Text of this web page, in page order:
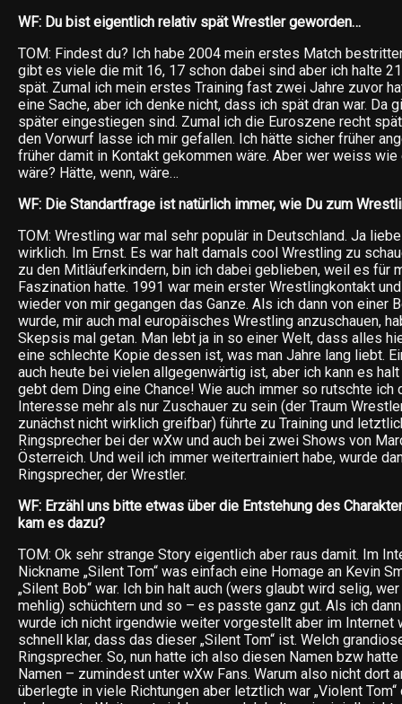
WF: Du bist eigentlich relativ spät Wrestler geworden…
TOM: Findest du? Ich habe 2004 mein erstes Match
gibt es viele die mit 16, 17 schon dabei sind aber ich halte
spät. Zumal ich mein erstes Training fast zwei Jahre zuvor
eine Sache, aber ich denke nicht, dass ich spät dran war. Da
später eingestiegen sind. Zumal ich die Euroszene recht
den Vorwurf lasse ich mir gefallen. Ich hätte sicher früher
früher damit in Kontakt gekommen wäre. Aber wer weiss wie
wäre? Hätte, wenn, wäre…
WF: Die Standartfrage ist natürlich immer, wie Du zum
TOM: Wrestling war mal sehr populär in Deutschland. Ja
wirklich. Im Ernst. Es war halt damals cool Wrestling zu
zu den Mitläuferkindern, bin ich dabei geblieben, weil es für
Faszination hatte. 1991 war mein erster Wrestlingkontakt
wieder von mir gegangen das Ganze. Als ich dann von einer
wurde, mir auch mal europäisches Wrestling anzuschauen,
Skepsis mal getan. Man lebt ja in so einer Welt, dass alles
eine schlechte Kopie dessen ist, was man Jahre lang liebt.
auch heute bei vielen allgegenwärtig ist, aber ich kann es
gebt dem Ding eine Chance! Wie auch immer so rutschte ich
Interesse mehr als nur Zuschauer zu sein (der Traum
zunächst nicht wirklich greifbar) führte zu Training und
Ringsprecher bei der wXw und auch bei zwei Shows von
Österreich. Und weil ich immer weitertrainiert habe, wurde
Ringsprecher, der Wrestler.
WF: Erzähl uns bitte etwas über die Entstehung des
kam es dazu?
TOM: Ok sehr strange Story eigentlich aber raus damit. Im
Nickname „Silent Tom“ was einfach eine Homage an Kevin
„Silent Bob“ war. Ich bin halt auch (wers glaubt wird selig,
mehlig) schüchtern und so – es passte ganz gut. Als ich
wurde ich nicht irgendwie weiter vorgestellt aber im Internet
schnell klar, dass das dieser „Silent Tom“ ist. Welch
Ringsprecher. So, nun hatte ich also diesen Namen bzw
Namen – zumindest unter wXw Fans. Warum also nicht dort
überlegte in viele Richtungen aber letztlich war „Violent Tom“